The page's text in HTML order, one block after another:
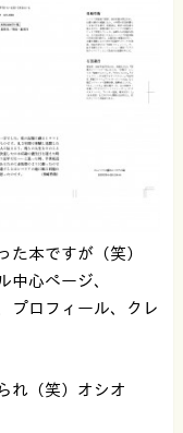
本ですが（笑）
中心ページ、
プロフィール、クレ
れ（笑）オシオ